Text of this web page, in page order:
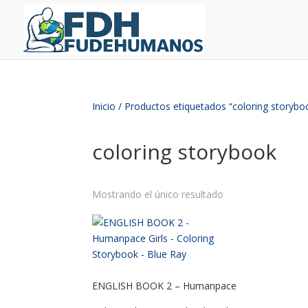
Inicio / Productos etiquetados “coloring
coloring storybook
Mostrando el único resultado
ENGLISH BOOK 2 – Humanpace